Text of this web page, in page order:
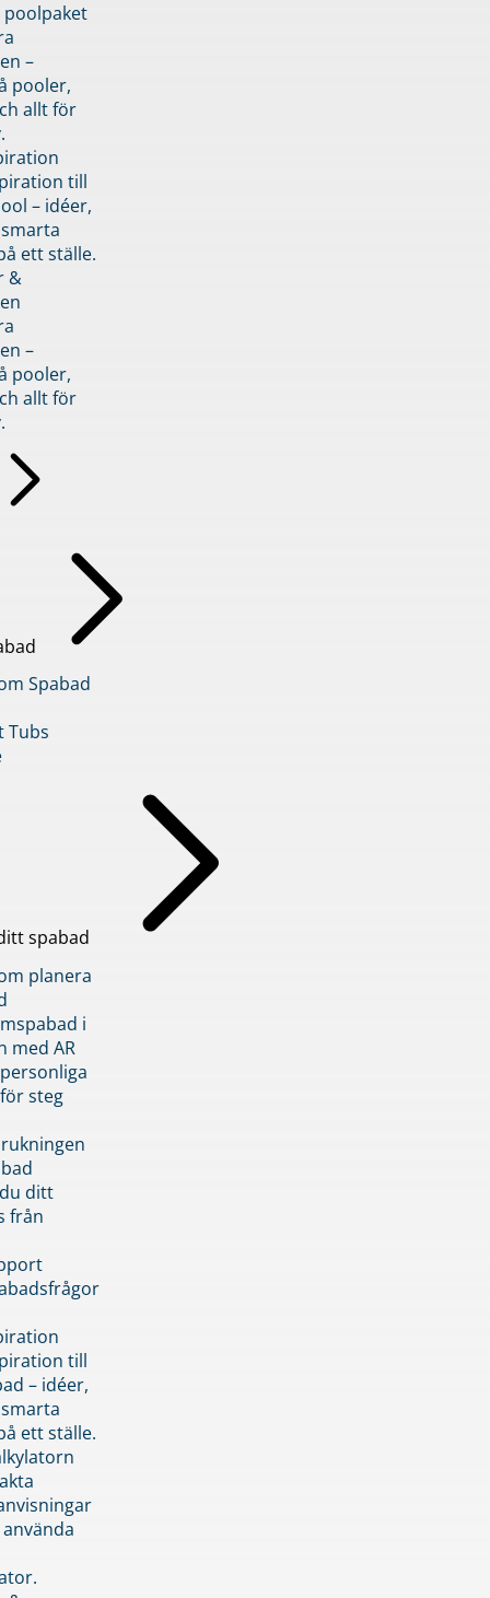
–
pooler,
allt för
till
– idéer,
ett ställe.
&
–
pooler,
allt för
Spabad
Tubs
spabad
planera
i
med AR
steg
ditt
från
till
– idéer,
ett ställe.